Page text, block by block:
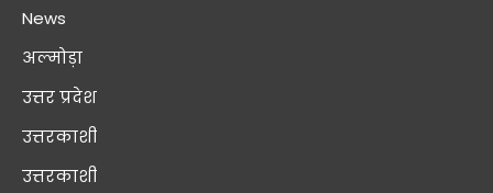
News
अल्मोड़ा
उत्तर प्रदेश
उत्तरकाशी
उत्तरकाशी